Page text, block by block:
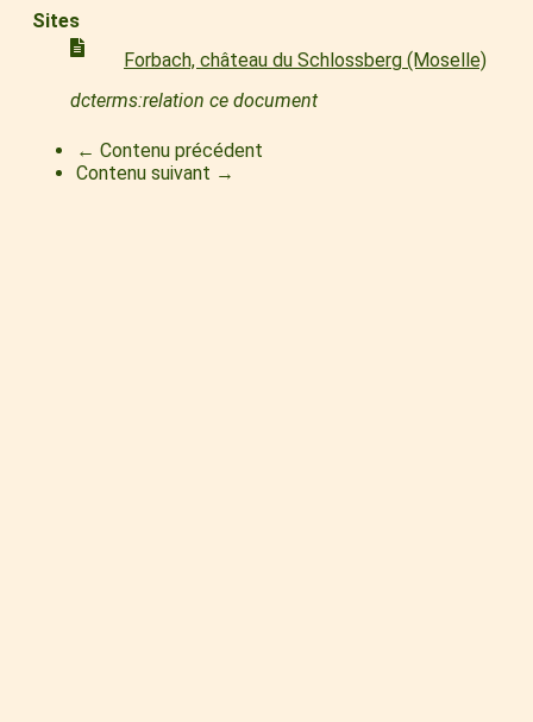
Sites
Forbach, château du Schlossberg (Moselle)
dcterms:relation ce document
← Contenu précédent
Contenu suivant →